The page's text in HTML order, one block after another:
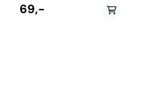
60 W.
69,-